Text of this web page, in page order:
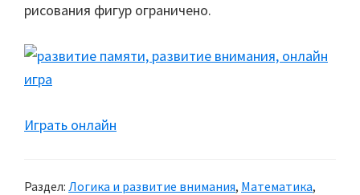
рисования фигур ограничено.
Играть онлайн
Раздел: Логика и развитие внимания, Математика,